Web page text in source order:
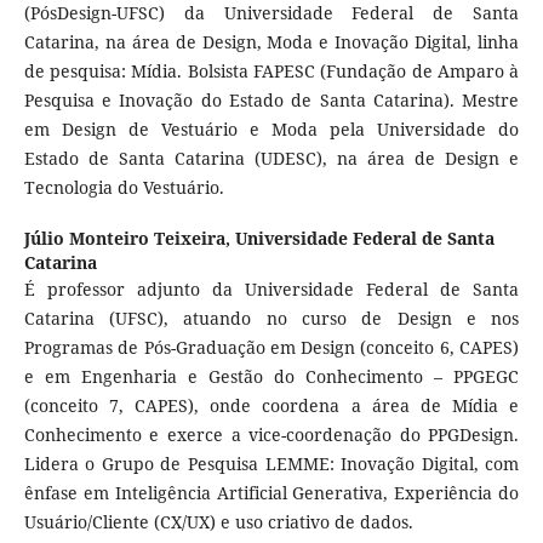
(PósDesign-UFSC) da Universidade Federal de Santa
Catarina, na área de Design, Moda e Inovação Digital, linha
de pesquisa: Mídia. Bolsista FAPESC (Fundação de Amparo à
Pesquisa e Inovação do Estado de Santa Catarina). Mestre
em Design de Vestuário e Moda pela Universidade do
Estado de Santa Catarina (UDESC), na área de Design e
Tecnologia do Vestuário.
Júlio Monteiro Teixeira, Universidade Federal de Santa
Catarina
É professor adjunto da Universidade Federal de Santa
Catarina (UFSC), atuando no curso de Design e nos
Programas de Pós-Graduação em Design (conceito 6, CAPES)
e em Engenharia e Gestão do Conhecimento – PPGEGC
(conceito 7, CAPES), onde coordena a área de Mídia e
Conhecimento e exerce a vice-coordenação do PPGDesign.
Lidera o Grupo de Pesquisa LEMME: Inovação Digital, com
ênfase em Inteligência Artificial Generativa, Experiência do
Usuário/Cliente (CX/UX) e uso criativo de dados.